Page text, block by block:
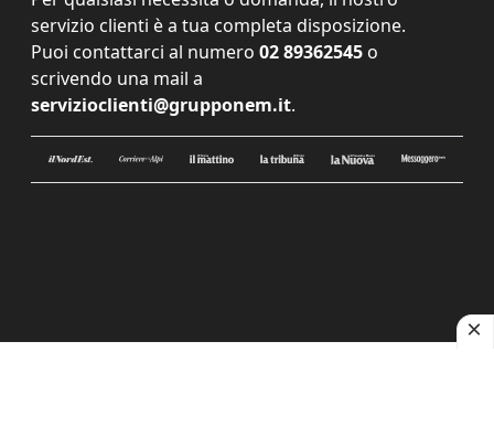
servizio clienti è a tua completa disposizione.
Puoi contattarci al numero 02 89362545 o
scrivendo una mail a
servizioclienti@grupponem.it.